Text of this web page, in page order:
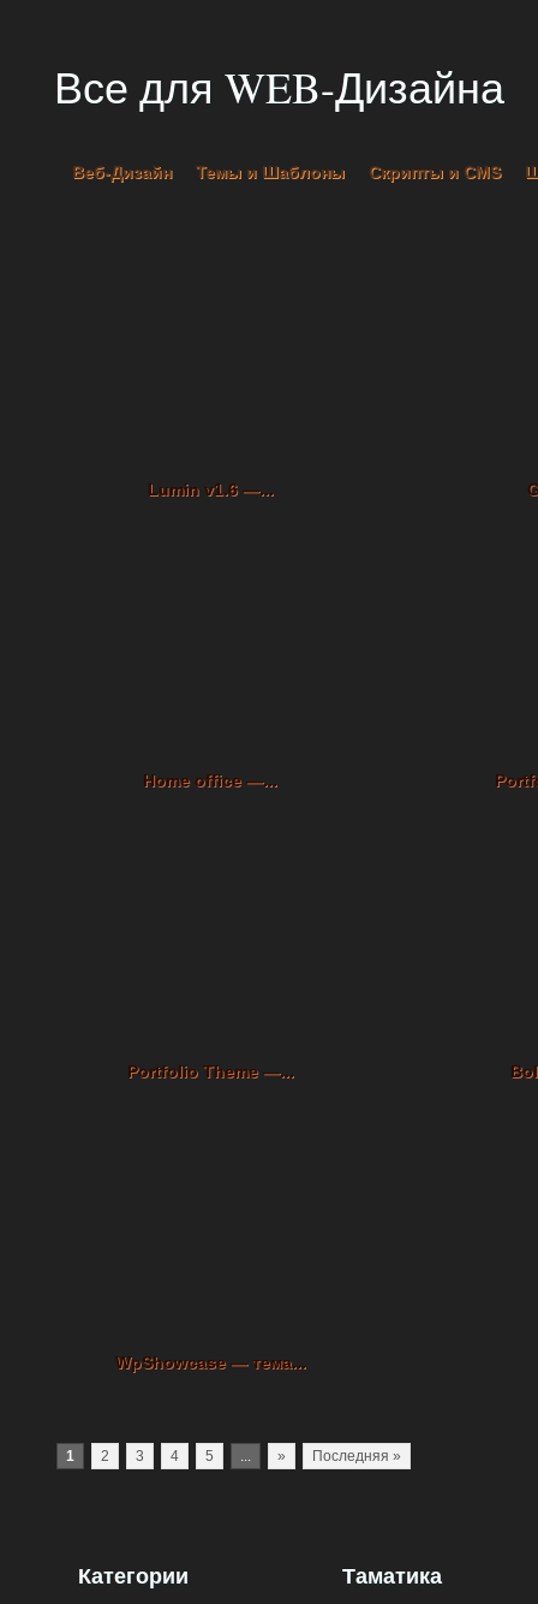
Все для WEB-Дизайна
Веб-Дизайн Темы и Шаблоны Скрипты и CMS
Lumin v1.6 —...
Home office —...
Portfolio Theme —...
WpShowcase — тема...
1 2 3 4 5 ... » Последняя »
Категории Таматика